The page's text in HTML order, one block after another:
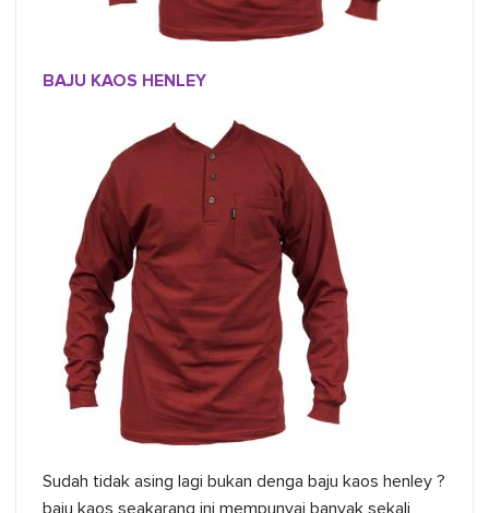
BAJU KAOS HENLEY
Sudah tidak asing lagi bukan denga baju kaos henley ?
baju kaos seakarang ini mempunyai banyak sekali